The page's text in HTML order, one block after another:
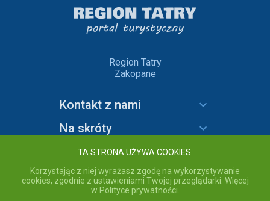
Region Tatry
Zakopane
Kontakt z nami
Na skróty
Informacje
TA STRONA UŻYWA COOKIES.
Korzystając z niej wyrażasz zgodę na wykorzystywanie
cookies, zgodnie z ustawieniami Twojej przeglądarki. Więcej
w Polityce prywatności.